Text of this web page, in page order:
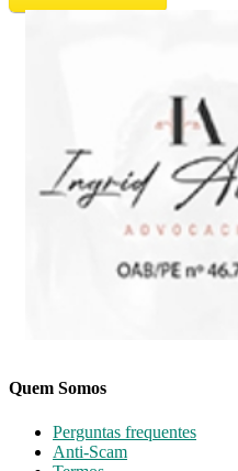
Quem Somos
Perguntas frequentes
Anti-Scam